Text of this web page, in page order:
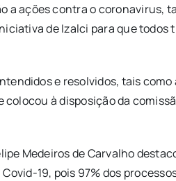
ações contra o coronavirus,
de Izalci para que
e resolvidos, tais
à disposição da
Medeiros de Carvalho
19, pois 97% dos